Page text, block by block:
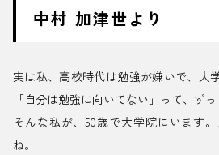
中村 加津世より
実は私、高校時代は勉強が嫌いで、大
「自分は勉強に向いてない」って、ずっ
そんな私が、50歳で大学院にいます
ね。